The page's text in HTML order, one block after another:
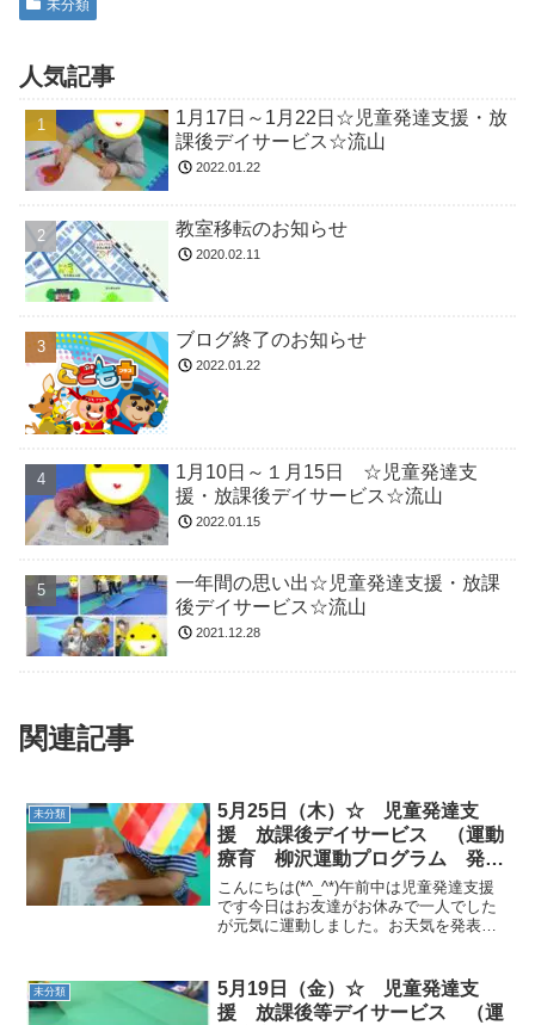
未分類
人気記事
1月17日～1月22日☆児童発達支援・放
課後デイサービス☆流山
2022.01.22
教室移転のお知らせ
2020.02.11
ブログ終了のお知らせ
2022.01.22
1月10日～１月15日 ☆児童発達支
援・放課後デイサービス☆流山
2022.01.15
一年間の思い出☆児童発達支援・放課
後デイサービス☆流山
2021.12.28
関連記事
未分類
5月25日（木）☆ 児童発達支
援 放課後デイサービス （運動
療育 柳沢運動プログラム 発達
が気になる 発達障がい グレー
ゾーン）
こんにちは(*^_^*)午前中は児童発達支援
です今日はお友達がお休みで一人でした
が元気に運動しました。お天気を発表し
能性はすごいですね！！！熱中症は室内
でも起こ...
未分類
5月19日（金）☆ 児童発達支
援 放課後等デイサービス （運